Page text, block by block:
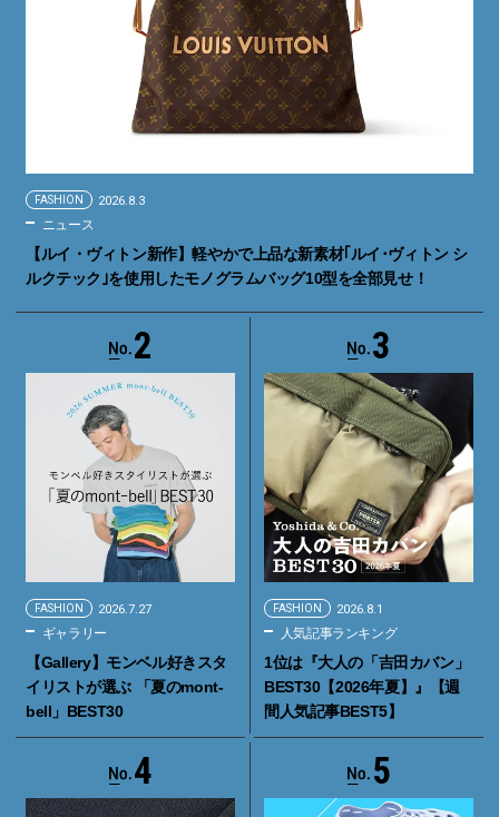
FASHION 2026.8.3
ニュース
【ルイ・ヴィトン新作】軽やかで上品な新素材｢ルイ･ヴィトン シ
ルクテック｣を使用したモノグラムバッグ10型を全部見せ！
2
FASHION 2026.7.27
ギャラリー
【Gallery】モンベル好きスタ
イリストが選ぶ 「夏のmont-
bell」BEST30
3
FASHION 2026.8.1
人気記事ランキング
1位は『大人の「吉田カバン」
BEST30【2026年夏】』【週
間人気記事BEST5】
4 5